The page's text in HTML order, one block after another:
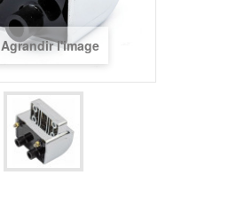
Agrandir l'image